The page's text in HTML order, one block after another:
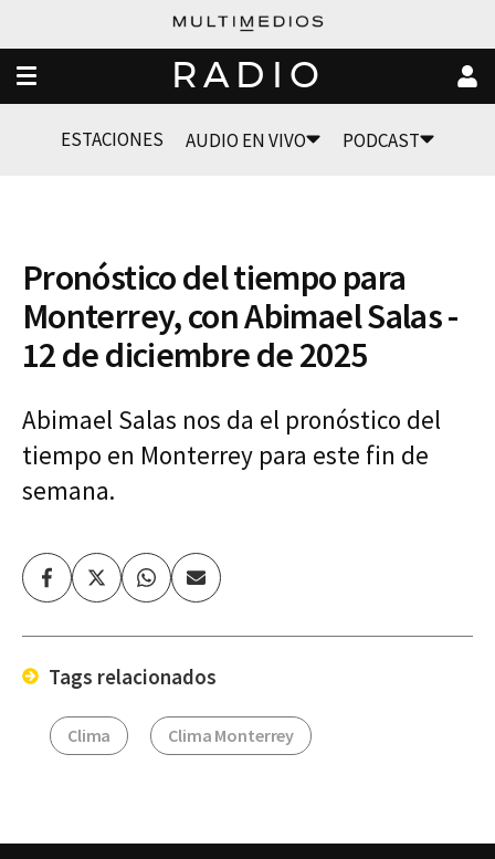
RADIO
ESTACIONES AUDIO EN VIVO PODCAST
Pronóstico del tiempo para
Monterrey, con Abimael Salas -
12 de diciembre de 2025
Abimael Salas nos da el pronóstico del
tiempo en Monterrey para este fin de
semana.
FacebookTwitterWhatsapp
Enviar
por
Tags relacionados
Clima Clima Monterrey